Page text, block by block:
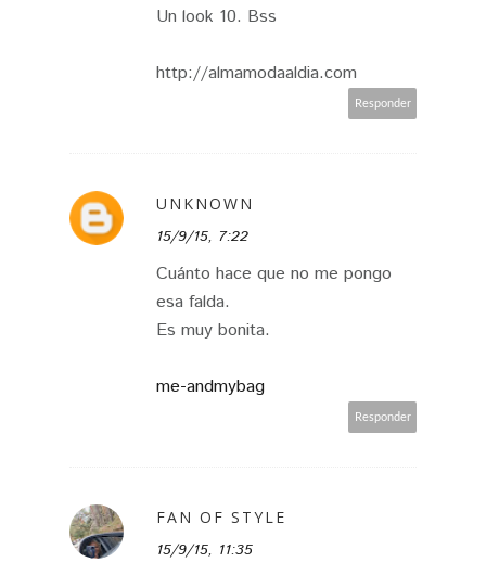
Un look 10. Bss
http://almamodaaldia.com
Responder
UNKNOWN
15/9/15, 7:22
Cuánto hace que no me pongo
esa falda.
Es muy bonita.
me-andmybag
Responder
FAN OF STYLE
15/9/15, 11:35